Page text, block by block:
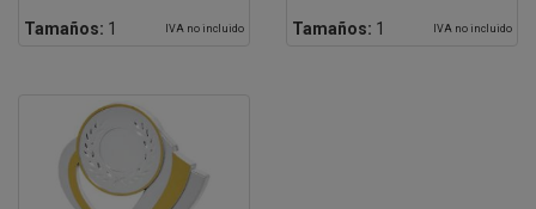
Tamaños: 1 IVA no incluido Tamaños: 1 IVA no incluido